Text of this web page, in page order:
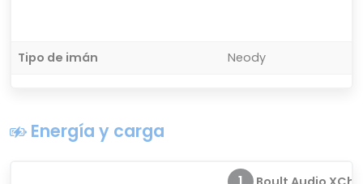
Tipo de imán Neody
Energía y carga